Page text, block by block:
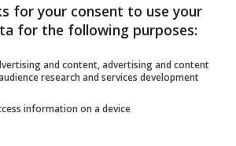
korrik 2023 përfaqësojnë 63
mikrofinanciar", theksohet në
në vend, astetet e fondeve
vlerën e 2.6 miliardë
for your consent to use your
for the following purposes:
and content, advertising and content
research and services development
information on a device